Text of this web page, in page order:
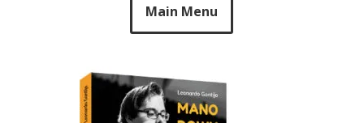
Main Menu